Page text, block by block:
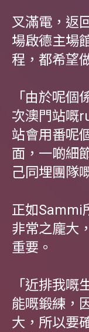
叉滿電，返
場啟德主場
程，都希望
「由於呢
次澳門站嘅
站會用番呢
面，一啲細
己同埋團隊
正如Sammi
非常之龐大
重要。
「近排我
能嘅鍛練，
大，所以要